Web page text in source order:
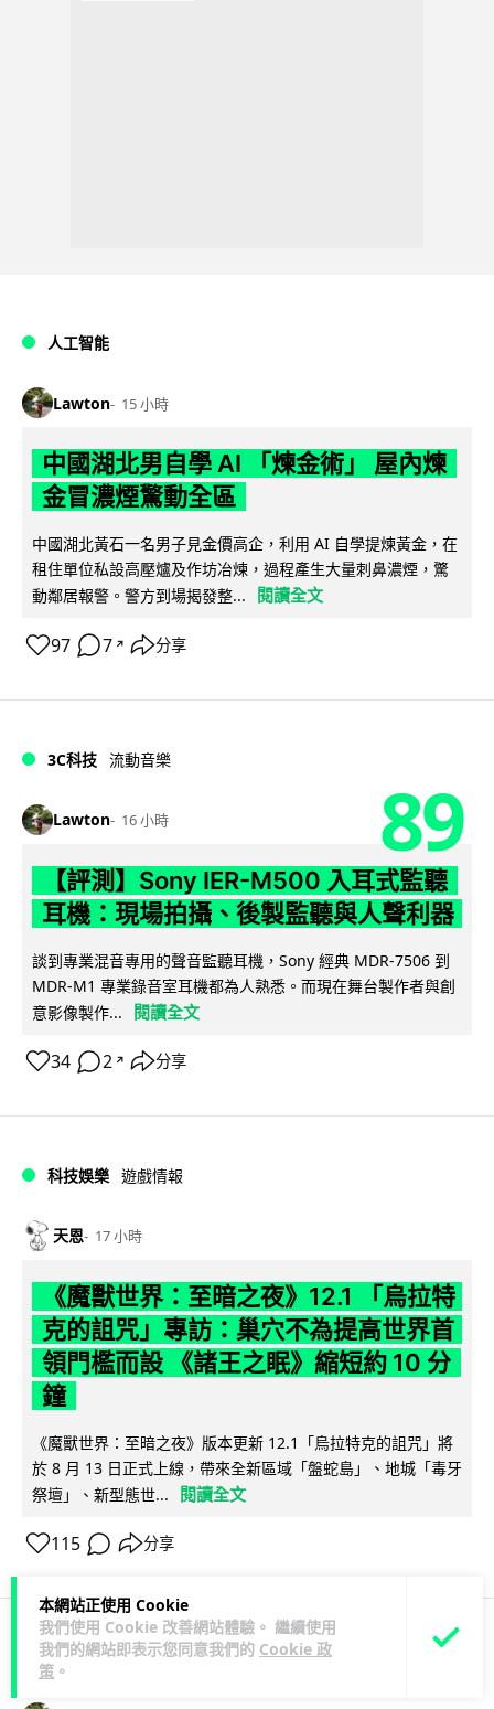
本網站正使用 Cookie
我們使用 Cookie 改善網站體驗。 繼續使用
我們的網站即表示您同意我們的 Cookie 政
策 。
人工智能
Lawton 15 小時
中國湖北男自學 AI 「煉金術」 屋內煉
金冒濃煙驚動全區
中國湖北黃石一名男子見金價高企，利用 AI 自學提煉黃金，在
租住單位私設高壓爐及作坊冶煉，過程產生大量刺鼻濃煙，驚
動鄰居報警。警方到場揭發整...
閱讀全文
97 7 ↗ 分享
3C科技 流動音樂
Lawton 16 小時 89
【評測】Sony IER-M500 入耳式監聽
耳機：現場拍攝、後製監聽與人聲利器
談到專業混音專用的聲音監聽耳機，Sony 經典 MDR-7506 到
MDR-M1 專業錄音室耳機都為人熟悉。而現在舞台製作者與創
意影像製作...
閱讀全文
34 2 ↗ 分享
科技娛樂 遊戲情報
天恩 17 小時
《魔獸世界：至暗之夜》12.1 「烏拉特
克的詛咒」專訪：巢穴不為提高世界首
領門檻而設 《諸王之眠》縮短約 10 分
鐘
《魔獸世界：至暗之夜》版本更新 12.1「烏拉特克的詛咒」將
於 8 月 13 日正式上線，帶來全新區域「盤蛇島」、地城「毒牙
祭壇」、新型態世...
閱讀全文
115 分享
科技娛樂 遊戲情報